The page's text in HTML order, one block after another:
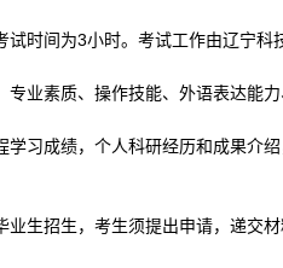
试时间为3小时。考试工作由辽宁科
专业素质、操作技能、外语表达能
学习成绩，个人科研经历和成果介
生招生，考生须提出申请，递交